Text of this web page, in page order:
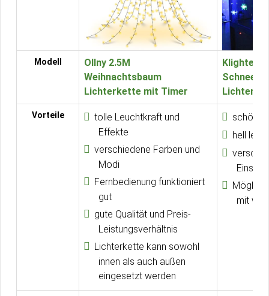
Modell
Ollny 2.5M
Weihnachtsbaum
Lichterkette mit Timer
Klighten
Vorteile
tolle Leuchtkraft und
Effekte
verschiedene Farben und
Modi
Fernbedienung funktioniert
gut
gute Qualität und Preis-
Leistungsverhältnis
Lichterkette kann sowohl
innen als auch außen
eingesetzt werden
hell
mit